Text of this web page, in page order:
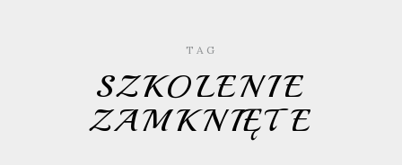
TAG
SZKOLENIE
ZAMKNIĘTE